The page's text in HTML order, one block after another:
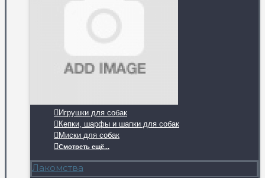
Игрушки для собак
Кепки, шарфы и шапки для собак
Миски для собак
Смотреть ещё...
Лакомства